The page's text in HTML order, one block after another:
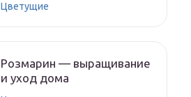
Цветущие
Розмарин — выращивание
и уход дома